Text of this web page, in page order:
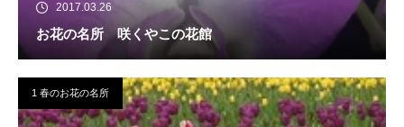
2017.03.26
お花の名所 咲くやこの花館
1 春のお花の名所